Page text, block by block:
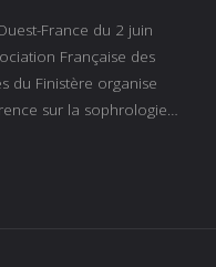
primaire d’assurance-
aussi une pathologie
handicapante et coûte
on sait que 37 % des
France du 2 juin
Française des
du Finistère organise
sur la sophrologie